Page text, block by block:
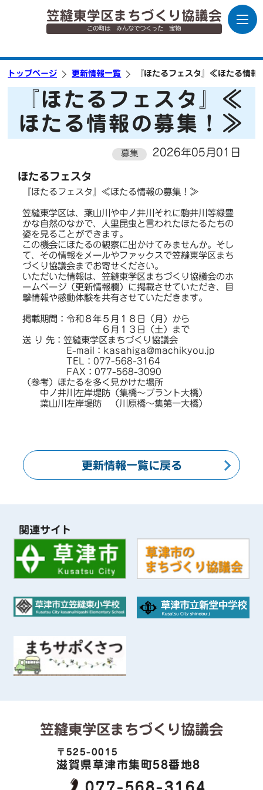
笠縫東学区まちづくり協議会
この町は みんなでつくった 宝物
トップページ 更新情報一覧 『ほたるフェスタ』≪ほたる情
『ほたるフェスタ』≪
ほたる情報の募集！≫
募集 2026年05月01日
ほたるフェスタ
『ほたるフェスタ』≪ほたる情報の募集！≫
笠縫東学区は、葉山川や中ノ井川それに駒井川等緑豊
かな自然のなかで、人里昆虫と言われたほたるたちの
姿を見ることができます。
この機会にほたるの観察に出かけてみませんか。そし
て、その情報をメールやファックスで笠縫東学区まち
づくり協議会までお寄せください。
いただいた情報は、笠縫東学区まちづくり協議会のホ
ームページ（更新情報欄）に掲載させていただき、目
撃情報や感動体験を共有させていただきます。
掲載期間：令和８年５月１８日（月）から
６月１３日（土）まで
送 り 先：笠縫東学区まちづくり協議会
E-mail：kasahiga@machikyou.jp
TEL：077-568-3164
FAX：077-568-3090
（参考）ほたるを多く見かけた場所
中ノ井川左岸堤防（集橋～プラント大橋）
葉山川左岸堤防 （川原橋～集第一大橋）
更新情報一覧に戻る
関連サイト
笠縫東学区まちづくり協議会
〒525-0015
滋賀県草津市集町58番地8